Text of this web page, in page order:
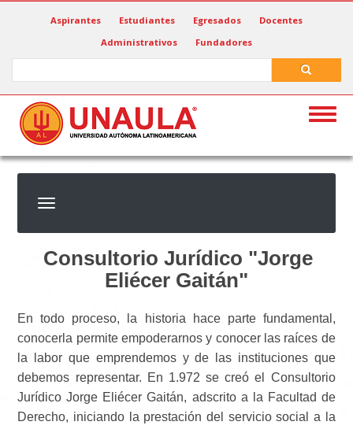
Aspirantes Estudiantes Egresados
Docentes
Administrativos
Fundadores
Consultorio Jurídico "Jorge
Eliécer Gaitán"
En todo proceso, la historia hace parte fundamental,
conocerla permite empoderarnos y conocer las raíces de
la labor que emprendemos y de las instituciones que
debemos representar. En 1.972 se creó el Consultorio
Jurídico Jorge Eliécer Gaitán, adscrito a la Facultad de
Derecho, iniciando la prestación del servicio social a la